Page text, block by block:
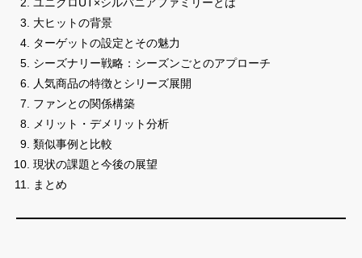
大ヒットの背景
ターゲットの設定とその魅力
シーズナリー戦略：シーズンごとのアプローチ
人気商品の特徴とシリーズ展開
ファンとの関係構築
メリット・デメリット分析
類似事例と比較
現状の課題と今後の展望
まとめ